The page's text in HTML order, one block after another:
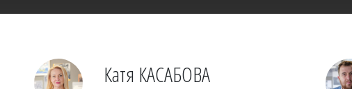
Катя КАСАБОВА